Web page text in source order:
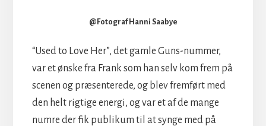
@Fotograf Hanni Saabye
“Used to Love Her”, det gamle Guns-nummer,
var et ønske fra Frank som han selv kom frem på
scenen og præsenterede, og blev fremført med
den helt rigtige energi, og var et af de mange
numre der fik publikum til at synge med på